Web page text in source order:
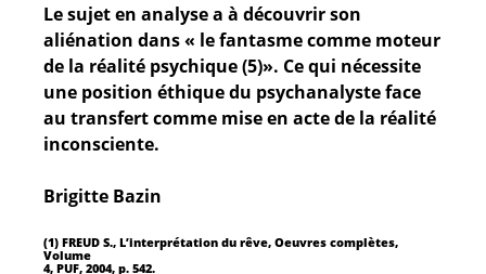
Le sujet en analyse a à découvrir son
aliénation dans « le fantasme comme moteur
de la réalité psychique (5)». Ce qui nécessite
une position éthique du psychanalyste face
au transfert comme mise en acte de la réalité
inconsciente.
Brigitte Bazin
(1) FREUD S., L’interprétation du rêve, Oeuvres complètes,
Volume
4, PUF, 2004, p. 542.